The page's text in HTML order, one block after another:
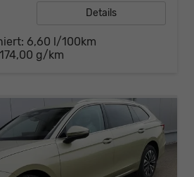
Details
6,60 l/100km
174,00 g/km